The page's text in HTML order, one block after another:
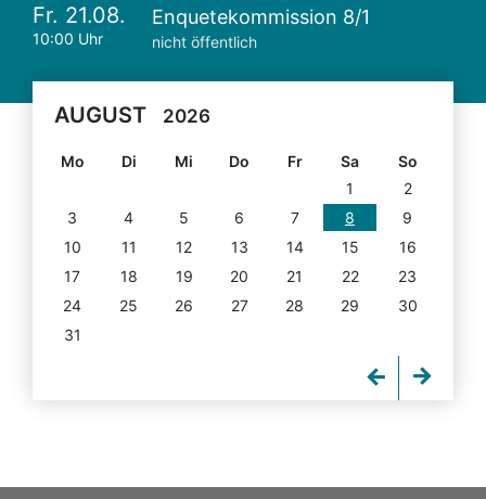
Fr. 21.08.
10:00 Uhr
Enquetekommission 8/1
nicht öffentlich
AUGUST 2026
Mo Di Mi Do Fr Sa
So
1
2
3
4 5 6 7 8
9
10
11 12 13 14 15
16
17
18 19 20 21 22
23
24
25 26 27 28 29
30
31